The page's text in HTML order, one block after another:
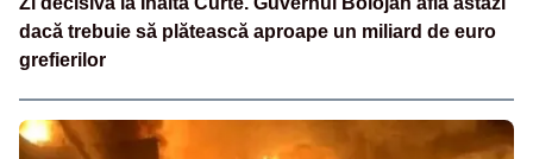
dacă trebuie să plătească aproape un miliard de euro
grefierilor